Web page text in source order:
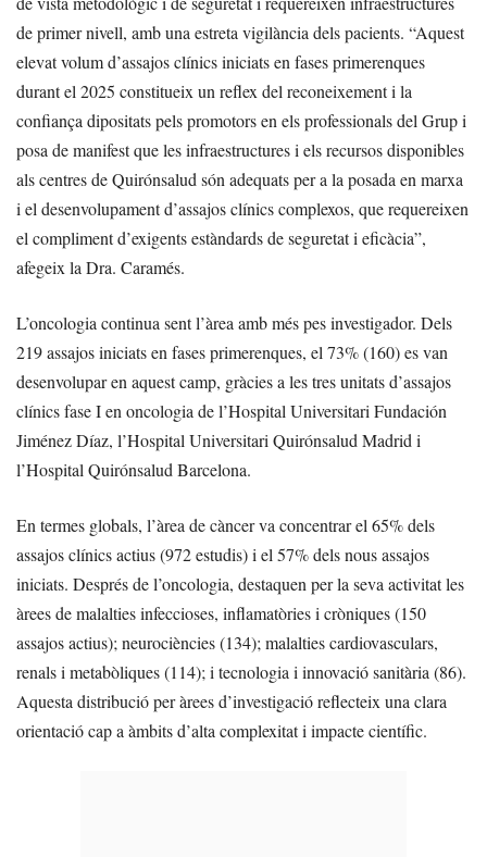
de primer nivell, amb una estreta vigilància dels pacients. “Aquest
elevat volum d’assajos clínics iniciats en fases primerenques
durant el 2025 constitueix un reflex del reconeixement i la
confiança dipositats pels promotors en els professionals del Grup i
posa de manifest que les infraestructures i els recursos disponibles
als centres de Quirónsalud són adequats per a la posada en marxa
i el desenvolupament d’assajos clínics complexos, que requereixen
el compliment d’exigents estàndards de seguretat i eficàcia”,
afegeix la Dra. Caramés.
L’oncologia continua sent l’àrea amb més pes investigador. Dels
219 assajos iniciats en fases primerenques, el 73% (160) es van
desenvolupar en aquest camp, gràcies a les tres unitats d’assajos
clínics fase I en oncologia de l’Hospital Universitari Fundación
Jiménez Díaz, l’Hospital Universitari Quirónsalud Madrid i
l’Hospital Quirónsalud Barcelona.
En termes globals, l’àrea de càncer va concentrar el 65% dels
assajos clínics actius (972 estudis) i el 57% dels nous assajos
iniciats. Després de l’oncologia, destaquen per la seva activitat les
àrees de malalties infeccioses, inflamatòries i cròniques (150
assajos actius); neurociències (134); malalties cardiovasculars,
renals i metabòliques (114); i tecnologia i innovació sanitària (86).
Aquesta distribució per àrees d’investigació reflecteix una clara
orientació cap a àmbits d’alta complexitat i impacte científic.